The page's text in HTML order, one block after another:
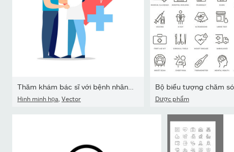
Hình minh họa Vector Dược phẩm